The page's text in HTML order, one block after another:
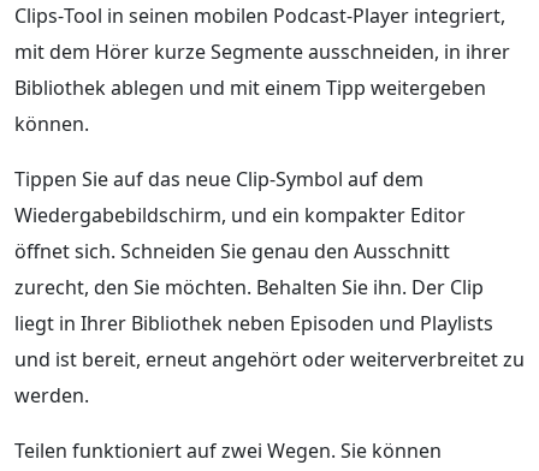
Clips‑Tool in seinen mobilen Podcast‑Player integriert,
mit dem Hörer kurze Segmente ausschneiden, in ihrer
Bibliothek ablegen und mit einem Tipp weitergeben
können.
Tippen Sie auf das neue Clip‑Symbol auf dem
Wiedergabebildschirm, und ein kompakter Editor
öffnet sich. Schneiden Sie genau den Ausschnitt
zurecht, den Sie möchten. Behalten Sie ihn. Der Clip
liegt in Ihrer Bibliothek neben Episoden und Playlists
und ist bereit, erneut angehört oder weiterverbreitet zu
werden.
Teilen funktioniert auf zwei Wegen. Sie können